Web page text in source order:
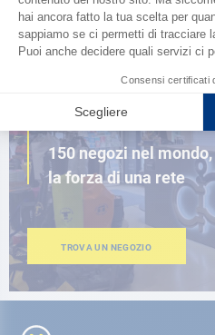
SFOGLIA IL CATALOGO
150 negozi nel mondo,
la forza di una rete
TROVA UN NEGOZIO